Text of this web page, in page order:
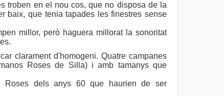
troben en el nou cos, que no disposa de la
baix, que tenia tapades les finestres sense
millor, però haguera millorat la sonoritat
clarament d'homogeni. Quatre campanes
Roses de Silla) i amb tamanys que
Roses dels anys 60 que haurien de ser